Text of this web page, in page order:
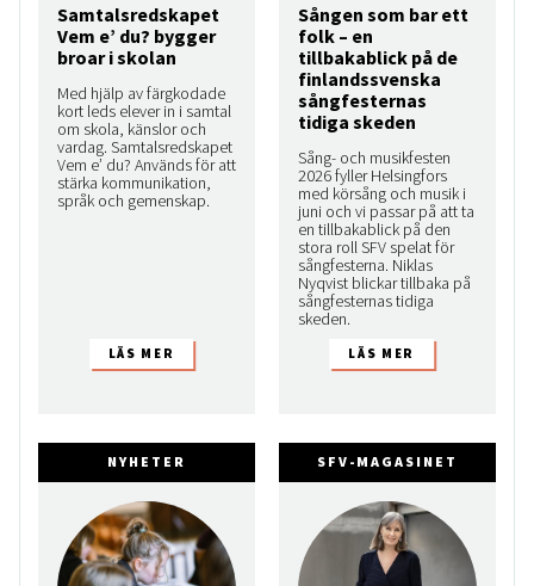
Samtalsredskapet
Vem e’ du? bygger
broar i skolan
Med hjälp av färgkodade
kort leds elever in i samtal
om skola, känslor och
vardag. Samtalsredskapet
Vem e’ du? Används för att
stärka kommunikation,
språk och gemenskap.
Sången som bar ett
folk – en
tillbakablick på de
finlandssvenska
sångfesternas
tidiga skeden
Sång- och musikfesten
2026 fyller Helsingfors
med körsång och musik i
juni och vi passar på att ta
en tillbakablick på den
stora roll SFV spelat för
sångfesterna. Niklas
Nyqvist blickar tillbaka på
sångfesternas tidiga
skeden.
NYHETER SFV-MAGASINET